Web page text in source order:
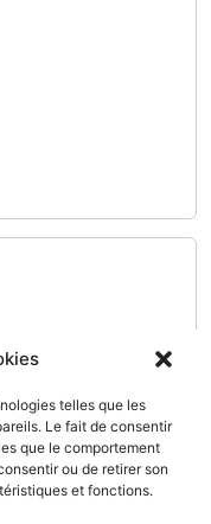
telles que les
Le fait de consentir
que le comportement
ou de retirer son
et fonctions.